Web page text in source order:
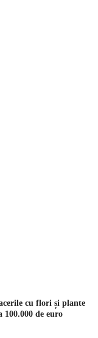
cu flori și plante
100.000 de euro